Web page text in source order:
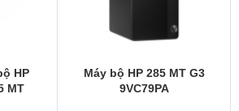
HP
MT
Máy bộ HP 285 MT G3
9VC79PA